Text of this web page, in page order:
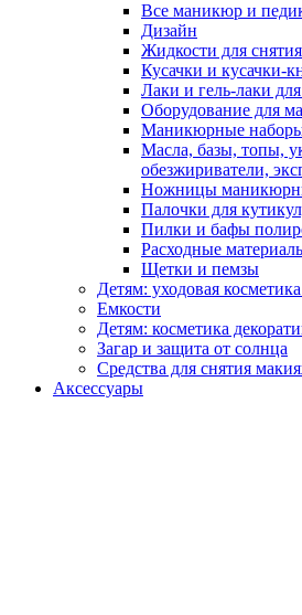
Все маникюр и
Дизайн
Жидкости для
Кусачки и кусачки-
Лаки и гель-лаки
Оборудование для
Маникюрные
Масла, базы, топы,
обезжириватели,
Ножницы
Палочки для
Пилки и бафы
Расходные
Щетки и пемзы
Детям: уходовая
Емкости
Детям: косметика
Загар и защита от солнца
Средства для снятия
Аксессуары